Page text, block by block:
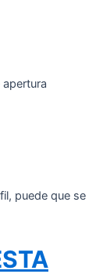
puede que se